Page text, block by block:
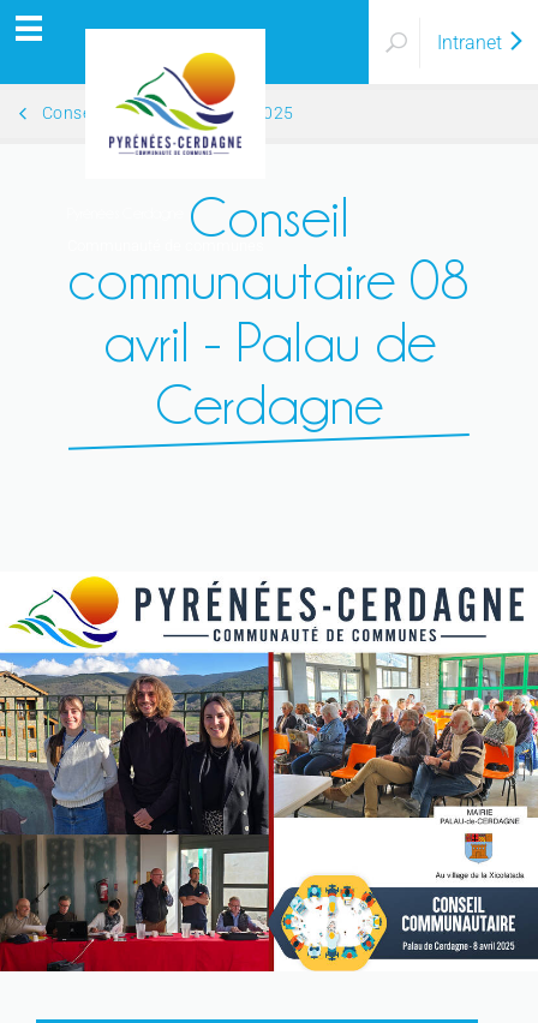
Intranet
Conseils communautaires 2025
Conseil
communautaire 08
avril - Palau de
Cerdagne